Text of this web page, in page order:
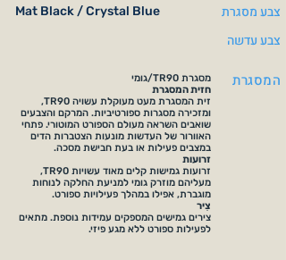
Mat Black / Crystal Blue
צבע מסגרת
צבע עדשה
מסגרת TR90/גומי
חזית המסגרת
זית המסגרת מעט מעוקלת עשויה TR90,
ומזכירה מסגרות ספורטיביות. המרקם והצבעים
שואבים השראה מעולם הספורט המוטורי. פתחי
האוורור של העדשות מונעות הצטברות הדים
במצבים פעילות או בעת חבישת מסכה.
זרועות
זרועות גמישות קלים מאוד עשויות TR90,
מעליהם מוזרק גומי למניעת החלקה לנוחות
מוגברת, אפילו במהלך פעילויות ספורט.
צִיר
צירים גמישים המספקים עמידות נוספת. מתאים
לפעילות ספורט ללא מגע פיזי.
המסגרת